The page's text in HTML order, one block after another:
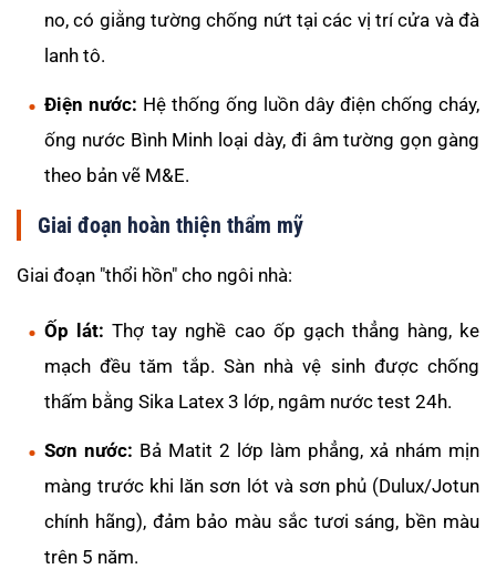
no, có giằng tường chống nứt tại các vị trí cửa và đà
lanh tô.
Điện nước: Hệ thống ống luồn dây điện chống cháy,
ống nước Bình Minh loại dày, đi âm tường gọn gàng
theo bản vẽ M&E.
Giai đoạn hoàn thiện thẩm mỹ
Giai đoạn "thổi hồn" cho ngôi nhà:
Ốp lát: Thợ tay nghề cao ốp gạch thẳng hàng, ke
mạch đều tăm tắp. Sàn nhà vệ sinh được chống
thấm bằng Sika Latex 3 lớp, ngâm nước test 24h.
Sơn nước: Bả Matit 2 lớp làm phẳng, xả nhám mịn
màng trước khi lăn sơn lót và sơn phủ (Dulux/Jotun
chính hãng), đảm bảo màu sắc tươi sáng, bền màu
trên 5 năm.